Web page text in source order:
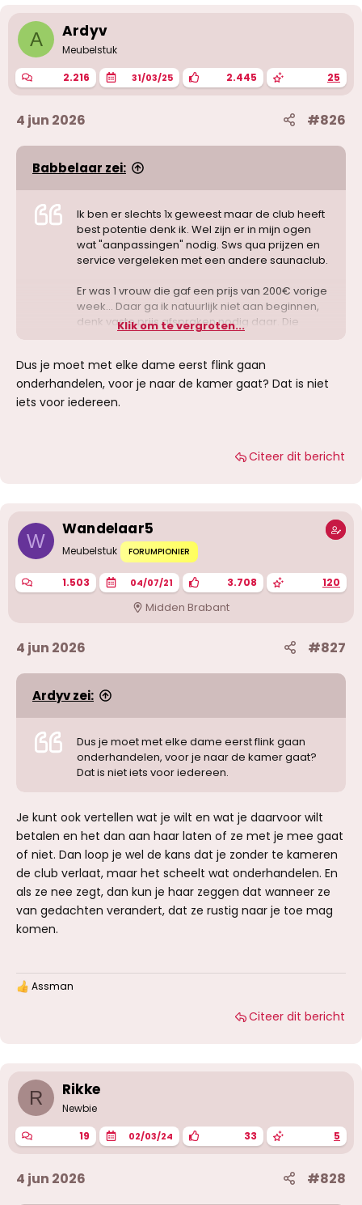
n
g
n
:
A Ardyv
Meubelstuk
2.216 31/03/25 2.445 25
4 jun 2026 #826
Babbelaar zei:
Ik ben er slechts 1x geweest maar de club heeft
best potentie denk ik. Wel zijn er in mijn ogen
wat "aanpassingen" nodig. Sws qua prijzen en
service vergeleken met een andere saunaclub.
Er was 1 vrouw die gaf een prijs van 200€ vorige
week... Daar ga ik natuurlijk niet aan beginnen,
denk vaste prijs afspraken nodig daar. Die
werden me overigens duidelijk verteld bij
aan gehouden.
Misschien ben ik ook al verpest door mijn
Klik om te vergroten...
Dus je moet met elke dame eerst flink gaan
onderhandelen, voor je naar de kamer gaat? Dat is niet
iets voor iedereen.
Citeer dit bericht
W
Wandelaar5
Meubelstuk FORUMPIONIER
1.503 04/07/21 3.708 120
Midden Brabant
4 jun 2026 #827
Ardyv zei:
Dus je moet met elke dame eerst flink gaan
onderhandelen, voor je naar de kamer gaat?
Dat is niet iets voor iedereen.
Je kunt ook vertellen wat je wilt en wat je daarvoor wilt
betalen en het dan aan haar laten of ze met je mee gaat
of niet. Dan loop je wel de kans dat je zonder te kameren
de club verlaat, maar het scheelt wat onderhandelen. En
als ze nee zegt, dan kun je haar zeggen dat wanneer ze
van gedachten verandert, dat ze rustig naar je toe mag
komen.
W
n
g
n
:
Assman
Citeer dit bericht
R Rikke
Newbie
19 02/03/24 33 5
4 jun 2026 #828